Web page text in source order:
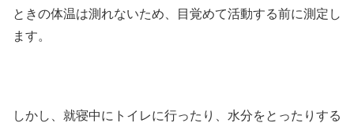
ときの体温は測れないため、目覚めて活動する前に測定し
ます。
しかし、就寝中にトイレに行ったり、水分をとったりする